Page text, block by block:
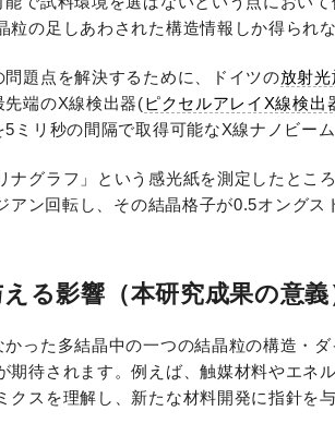
の足しあわされた構造情報しか得られ
題点を解決するために、ドイツの放射
先端のX線検出器(ピクセルアレイX線検出
ミリ秒の間隔で取得可能なX線ナノビー
ナグラフ」という感光紙を測定したとこ
ン回転し、その結晶格子が0.5オングス
る影響（本研究成果の意義
った多結晶中の一つの結晶粒の構造・
期待されます。例えば、触媒材料やエネ
クスを理解し、新たな材料開発に指針を